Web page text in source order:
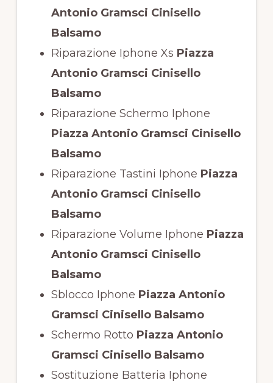
Antonio Gramsci Cinisello
Balsamo
Riparazione Iphone Xs Piazza
Antonio Gramsci Cinisello
Balsamo
Riparazione Schermo Iphone
Piazza Antonio Gramsci Cinisello
Balsamo
Riparazione Tastini Iphone Piazza
Antonio Gramsci Cinisello
Balsamo
Riparazione Volume Iphone Piazza
Antonio Gramsci Cinisello
Balsamo
Sblocco Iphone Piazza Antonio
Gramsci Cinisello Balsamo
Schermo Rotto Piazza Antonio
Gramsci Cinisello Balsamo
Sostituzione Batteria Iphone